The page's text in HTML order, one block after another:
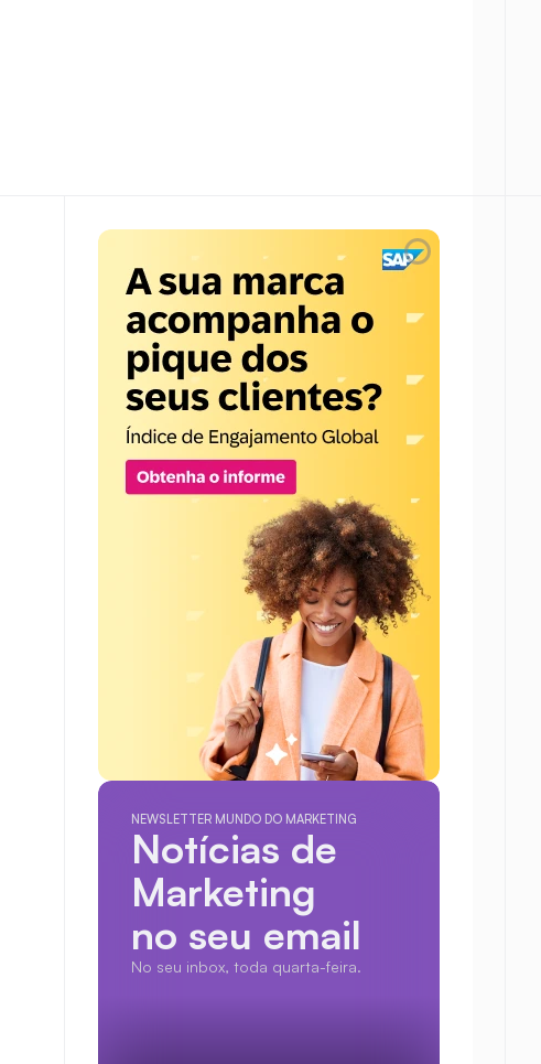
NEWSLETTER MUNDO DO MARKETING
Notícias de
Marketing
no seu email
No seu inbox, toda quarta-feira.